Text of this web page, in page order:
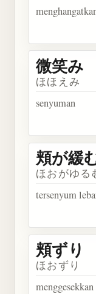
微笑み
ほほえみ
senyuman
頬が緩
ほおがゆる
tersenyum
頬ずり
ほおずり